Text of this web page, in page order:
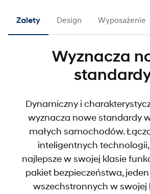
Zalety Design Wyposażenie
Wyznacza
Dynamiczny i
wyznacza nowe standardy
małych samochodów.
inteligentnych
najlepsze w swojej klasie
pakiet bezpieczeństwa,
wszechstronnych w swojej